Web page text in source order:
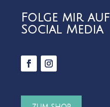
Folge mir auf
Social Media